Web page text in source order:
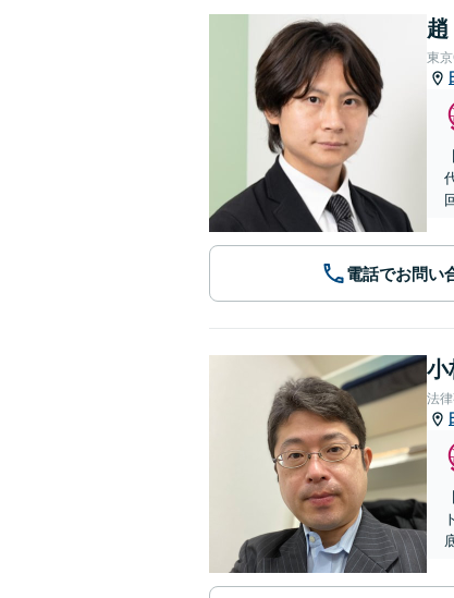
趙
東
電話でお問い
小
法